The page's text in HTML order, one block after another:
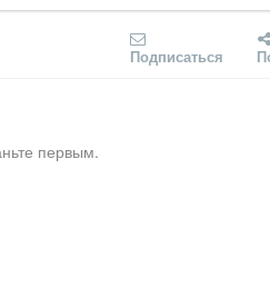
Подписаться
первым.